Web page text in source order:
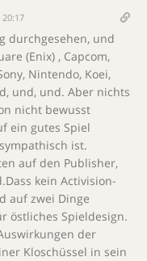
durchgesehen, und
(Enix) , Capcom,
Nintendo, Koei,
und, und. Aber nichts
nicht bewusst
ein gutes Spiel
ist.
auf den Publisher,
kein Activision-
auf zwei Dinge
östliches Spieldesign.
der
Kloschüssel in sein